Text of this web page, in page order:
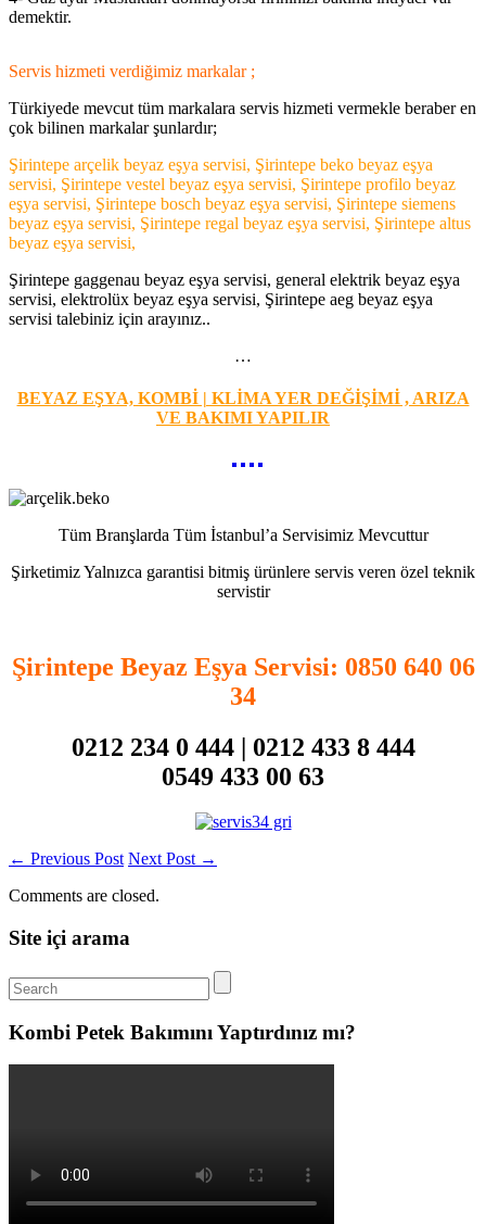
demektir.
Servis hizmeti verdiğimiz markalar ;
Türkiyede mevcut tüm markalara servis hizmeti vermekle beraber en
çok bilinen markalar şunlardır;
Şirintepe arçelik beyaz eşya servisi, Şirintepe beko beyaz eşya
servisi, Şirintepe vestel beyaz eşya servisi, Şirintepe profilo beyaz
eşya servisi, Şirintepe bosch beyaz eşya servisi, Şirintepe siemens
beyaz eşya servisi, Şirintepe regal beyaz eşya servisi, Şirintepe altus
beyaz eşya servisi,
Şirintepe gaggenau beyaz eşya servisi, general elektrik beyaz eşya
servisi, elektrolüx beyaz eşya servisi, Şirintepe aeg beyaz eşya
servisi talebiniz için arayınız..
…
BEYAZ EŞYA, KOMBİ | KLİMA YER DEĞİŞİMİ , ARIZA
VE BAKIMI YAPILIR
Tüm Branşlarda Tüm İstanbul’a Servisimiz Mevcuttur
Şirketimiz Yalnızca garantisi bitmiş ürünlere servis veren özel teknik
servistir
Şirintepe Beyaz Eşya Servisi: 0850 640 06
34
0212 234 0 444 | 0212 433 8 444
0549 433 00 63
← Previous Post Next Post →
Comments are closed.
Site içi arama
Kombi Petek Bakımını Yaptırdınız mı?